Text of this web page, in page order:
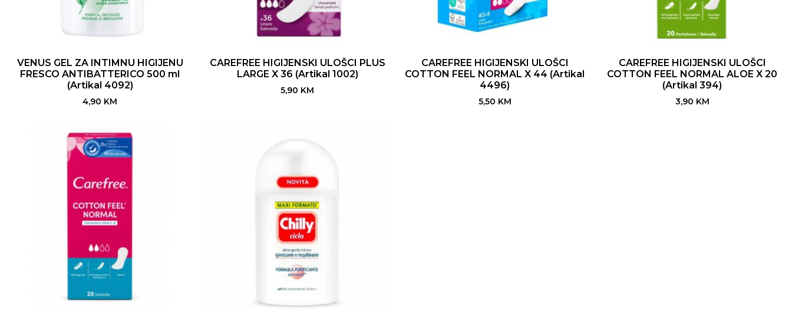
VENUS GEL ZA INTIMNU HIGIJENU
FRESCO ANTIBATTERICO 500 ml
(Artikal 4092)
4,90 KM
CAREFREE HIGIJENSKI ULOŠCI PLUS
LARGE X 36 (Artikal 1002)
5,90 KM
CAREFREE HIGIJENSKI ULOŠCI
COTTON FEEL NORMAL X 44 (Artikal
4496)
5,50 KM
CAREFREE HIGIJENSKI ULOŠCI
COTTON FEEL NORMAL ALOE X 20
(Artikal 394)
3,90 KM